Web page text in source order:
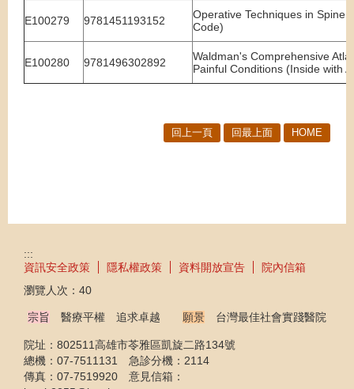
E100279 9781451193152
Operative Techniques in Spine
Code)
E100280 9781496302892
Waldman's Comprehensive
Painful Conditions (Inside with
回上一頁 回最上面 HOME
:::
資訊安全政策
隱私權政策 資料開放宣告
院內信箱
瀏覽人次： 40
宗旨 醫療平權 追求卓越 願景 台灣最佳社會實踐醫院
院址：802511高雄市苓雅區凱旋二路134號
總機：07-7511131 急診分機：2114
傳真：07-7519920 意見信箱：